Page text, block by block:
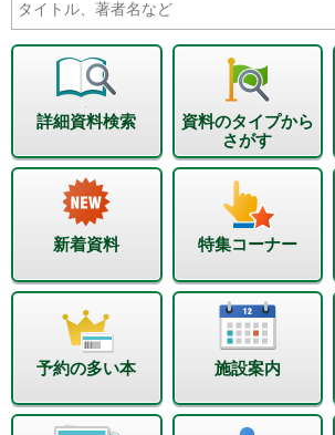
詳細資料検索
資料のタイプから
さがす
新着資料 特集コーナー
予約の多い本 施設案内